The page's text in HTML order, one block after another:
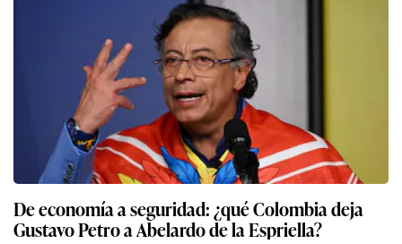
De economía a seguridad: ¿qué Colombia deja
Gustavo Petro a Abelardo de la Espriella?